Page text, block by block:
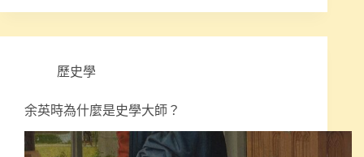
歷史學
余英時為什麼是史學大師？